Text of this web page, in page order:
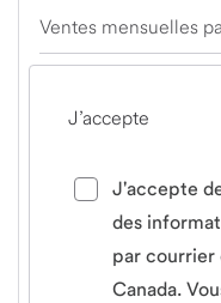
Ventes mensuelles
J’accepte
J'accepte
des
par courrier
Canada.